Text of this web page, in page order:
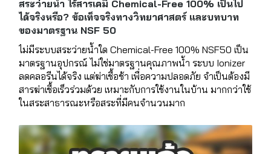
สระว่ายน้ำ ไร้สารเคมี Chemical-Free 100% เป็นไป
ได้จริงหรือ? ข้อเท็จจริงทางวิทยาศาสตร์ และบทบาท
ของมาตรฐาน NSF 50
ไม่มีระบบสระว่ายน้ำใด Chemical-Free 100% NSF50 เป็น
มาตรฐานอุปกรณ์ ไม่ใช่มาตรฐานคุณภาพน้ำ ระบบ Ionizer
ลดคลอรีนได้จริง แต่ฆ่าเชื้อช้า เพื่อความปลอดภัย จำเป็นต้องมี
สารฆ่าเชื้อเร็วร่วมด้วย เหมาะกับการใช้งานในบ้าน มากกว่าใช้
ในสระสาธารณะหรือสระที่มีคนจำนวนมาก